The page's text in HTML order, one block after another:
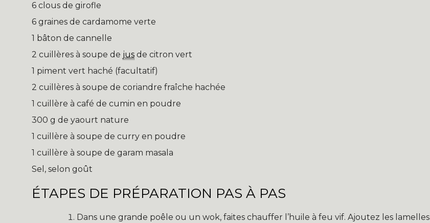
6 clous de girofle
6 graines de cardamome verte
1 bâton de cannelle
2 cuillères à soupe de jus de citron vert
1 piment vert haché (facultatif)
2 cuillères à soupe de coriandre fraîche hachée
1 cuillère à café de cumin en poudre
300 g de yaourt nature
1 cuillère à soupe de curry en poudre
1 cuillère à soupe de garam masala
Sel, selon goût
ÉTAPES DE PRÉPARATION PAS À PAS
Dans une grande poêle ou un wok, faites chauffer l’huile à feu vif. Ajoutez les lamelles